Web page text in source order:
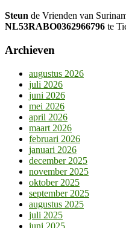
Steun de Vrienden van
NL53RABO0362966796 te
Archieven
augustus 2026
juli 2026
juni 2026
mei 2026
april 2026
maart 2026
februari 2026
januari 2026
december 2025
november 2025
oktober 2025
september 2025
augustus 2025
juli 2025
juni 2025